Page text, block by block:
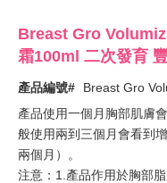
Breast Gro
霜100ml 二次發育
產品編號#
Breast Gro
產品使用一個月胸部肌膚
般使用兩到三個月會看到
兩個月）。
注意：1.產品作用於胸部